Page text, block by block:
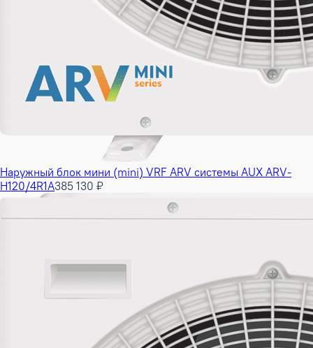
Наружный блок мини (mini) VRF ARV системы AUX ARV-
H120/4R1A385 130 ₽